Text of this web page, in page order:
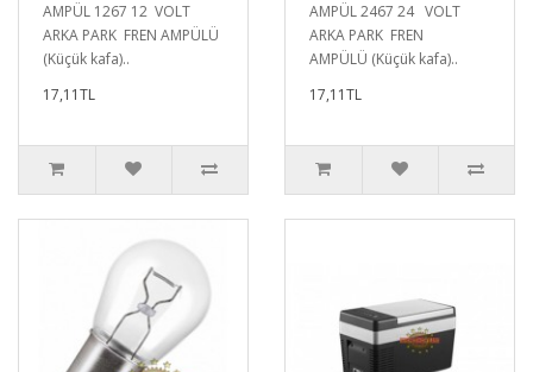
AMPÜL 1267 12 VOLT
ARKA PARK FREN AMPÜLÜ
(Küçük kafa)..
17,11TL
AMPÜL 2467 24 VOLT
ARKA PARK FREN
AMPÜLÜ (Küçük kafa)..
17,11TL